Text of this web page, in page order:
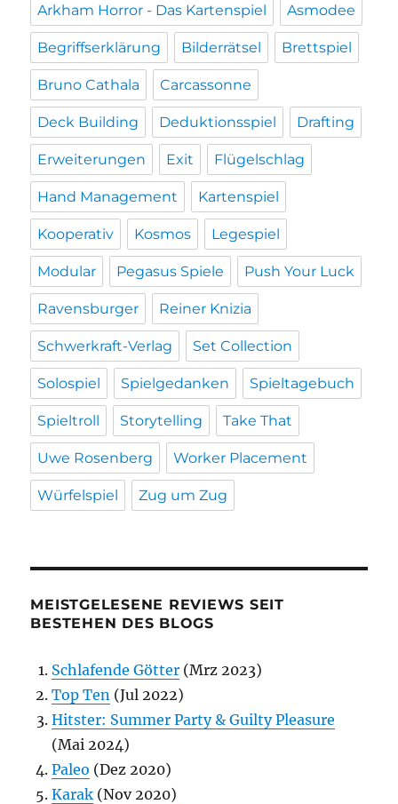
Arkham Horror - Das Kartenspiel Asmodee
Begriffserklärung Bilderrätsel Brettspiel
Bruno Cathala Carcassonne
Deck Building Deduktionsspiel Drafting
Erweiterungen Exit Flügelschlag
Hand Management Kartenspiel
Kooperativ Kosmos Legespiel
Modular Pegasus Spiele Push Your Luck
Ravensburger Reiner Knizia
Schwerkraft-Verlag Set Collection
Solospiel Spielgedanken Spieltagebuch
Spieltroll Storytelling Take That
Uwe Rosenberg Worker Placement
Würfelspiel Zug um Zug
MEISTGELESENE REVIEWS SEIT
BESTEHEN DES BLOGS
Schlafende Götter (Mrz 2023)
Top Ten (Jul 2022)
Hitster: Summer Party & Guilty Pleasure
(Mai 2024)
Paleo (Dez 2020)
Karak (Nov 2020)